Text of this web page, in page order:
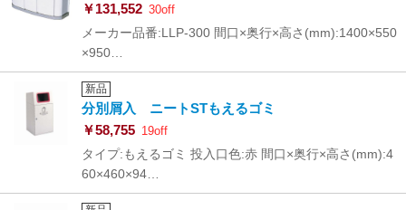
￥131,552 30off
メーカー品番:LLP-300 間口×奥行×高さ(mm):1400×550
×950…
新品
分別屑入 ニートSTもえるゴミ
￥58,755 19off
タイプ:もえるゴミ 投入口色:赤 間口×奥行×高さ(mm):4
60×460×94…